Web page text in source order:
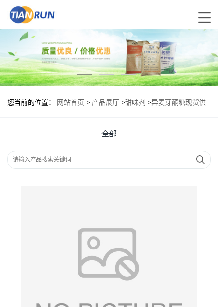
您当前的位置： 网站首页 > 产品展厅 >甜味剂 >异麦芽酮糖现货供
全部